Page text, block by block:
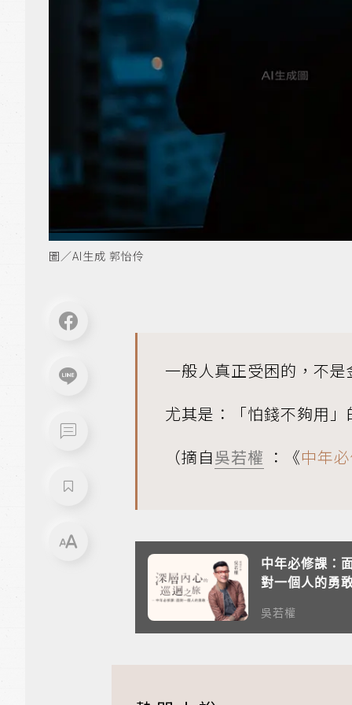
圖／AI生成 郭怡伶
一般人真正受困的，不
尤其是：「怕錢不夠用
（摘自吳若權 ：《中年
中年必修課：
對一個人的勇
吳若權